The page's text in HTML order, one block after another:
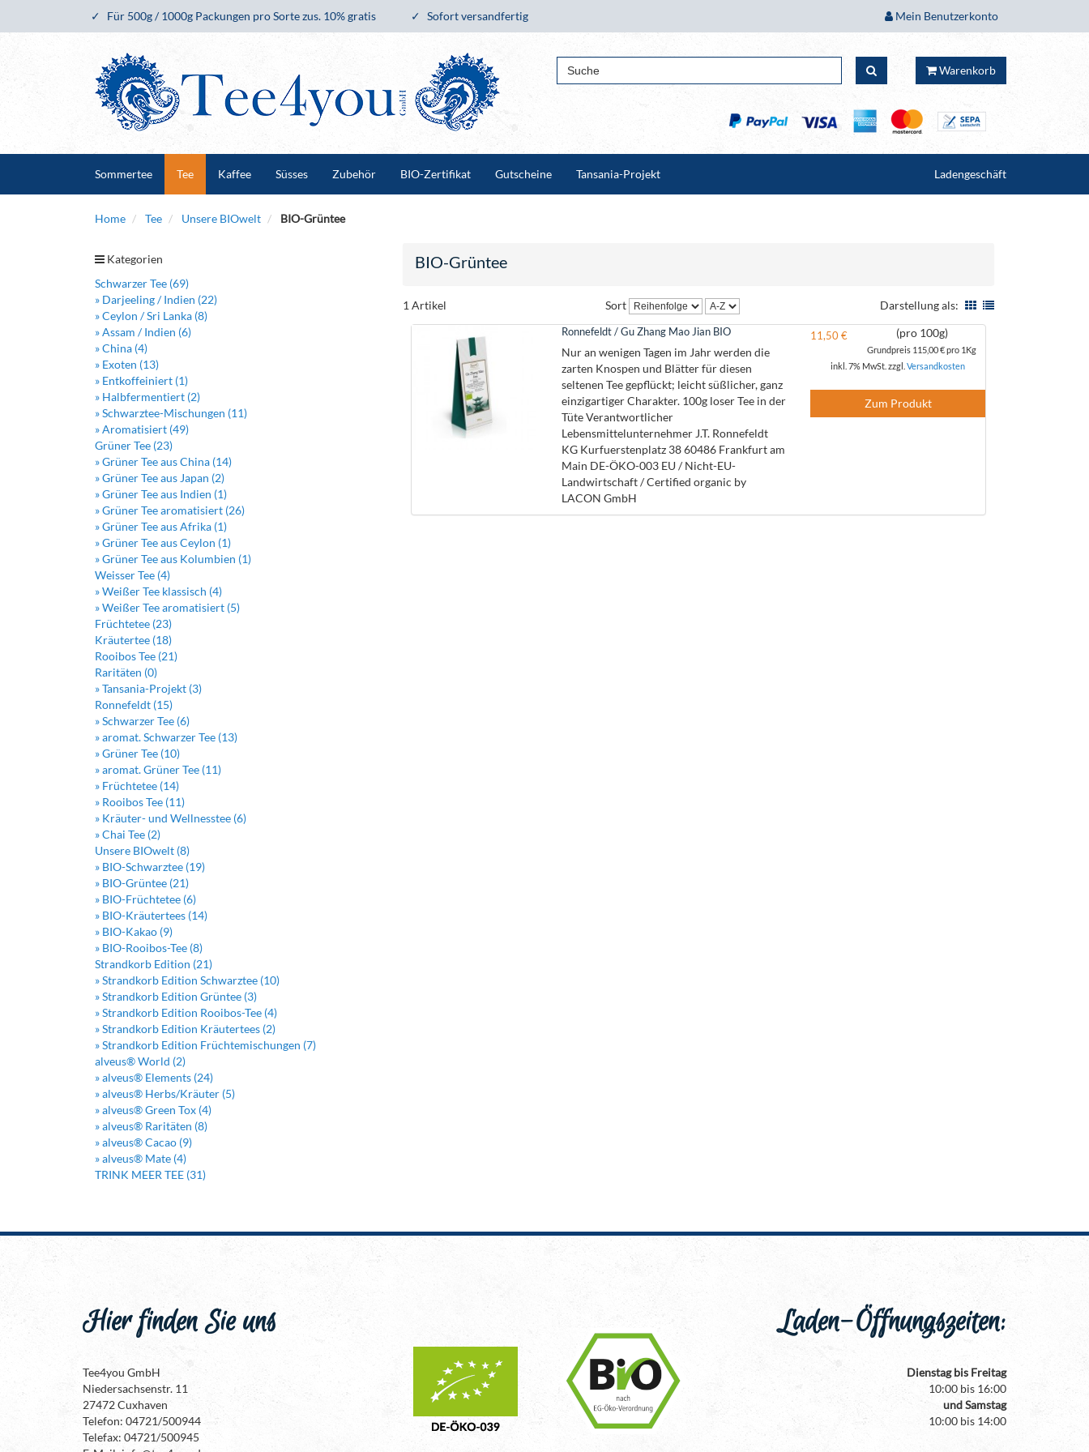
Für 500g / 1000g Packungen pro Sorte zus. 10% gratis Sofort versandfertig Mein Benutzerkonto
Warenkorb
Sommertee Tee Kaffee Süsses Zubehör BIO-Zertifikat Gutscheine Tansania-Projekt Ladengeschäft
Home Tee Unsere BIOwelt BIO-Grüntee
Kategorien
Schwarzer Tee (69)
» Darjeeling / Indien (22)
» Ceylon / Sri Lanka (8)
» Assam / Indien (6)
» China (4)
» Exoten (13)
» Entkoffeiniert (1)
» Halbfermentiert (2)
» Schwarztee-Mischungen (11)
» Aromatisiert (49)
Grüner Tee (23)
» Grüner Tee aus China (14)
» Grüner Tee aus Japan (2)
» Grüner Tee aus Indien (1)
» Grüner Tee aromatisiert (26)
» Grüner Tee aus Afrika (1)
» Grüner Tee aus Ceylon (1)
» Grüner Tee aus Kolumbien (1)
Weisser Tee (4)
» Weißer Tee klassisch (4)
» Weißer Tee aromatisiert (5)
Früchtetee (23)
Kräutertee (18)
Rooibos Tee (21)
Raritäten (0)
» Tansania-Projekt (3)
Ronnefeldt (15)
» Schwarzer Tee (6)
» aromat. Schwarzer Tee (13)
» Grüner Tee (10)
» aromat. Grüner Tee (11)
» Früchtetee (14)
» Rooibos Tee (11)
» Kräuter- und Wellnesstee (6)
» Chai Tee (2)
Unsere BIOwelt (8)
» BIO-Schwarztee (19)
» BIO-Grüntee (21)
» BIO-Früchtetee (6)
» BIO-Kräutertees (14)
» BIO-Kakao (9)
» BIO-Rooibos-Tee (8)
Strandkorb Edition (21)
» Strandkorb Edition Schwarztee (10)
» Strandkorb Edition Grüntee (3)
» Strandkorb Edition Rooibos-Tee (4)
» Strandkorb Edition Kräutertees (2)
» Strandkorb Edition Früchtemischungen (7)
alveus® World (2)
» alveus® Elements (24)
» alveus® Herbs/Kräuter (5)
» alveus® Green Tox (4)
» alveus® Raritäten (8)
» alveus® Cacao (9)
» alveus® Mate (4)
TRINK MEER TEE (31)
BIO-Grüntee
1 Artikel Sort Darstellung als:
Ronnefeldt / Gu Zhang Mao Jian BIO
Nur an wenigen Tagen im Jahr werden die
zarten Knospen und Blätter für diesen
seltenen Tee gepflückt; leicht süßlicher, ganz
einzigartiger Charakter. 100g loser Tee in der
Tüte Verantwortlicher
Lebensmittelunternehmer J.T. Ronnefeldt
KG Kurfuerstenplatz 38 60486 Frankfurt am
Main DE-ÖKO-003 EU / Nicht-EU-
Landwirtschaft / Certified organic by
LACON GmbH
11,50 € (pro 100g)
Grundpreis 115,00 €pro 1Kg
inkl. 7% MwSt. zzgl. Versandkosten
Zum Produkt
Hier finden Sie uns
Tee4you GmbH
Niedersachsenstr. 11
27472 Cuxhaven
Telefon: 04721/500944
Telefax: 04721/500945
Laden-Öffnungszeiten:
Dienstag bis Freitag
10:00 bis 16:00
und Samstag
10:00 bis 14:00